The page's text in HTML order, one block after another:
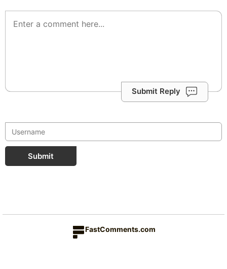
Submit Reply
Submit
FastComments.com